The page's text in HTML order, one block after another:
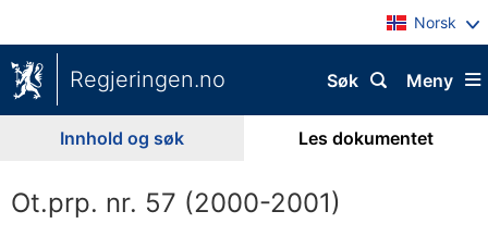
Norsk
Regjeringen.no Meny
Søk
Innhold og søk Les dokumentet
Ot.prp. nr. 57 (2000-2001)